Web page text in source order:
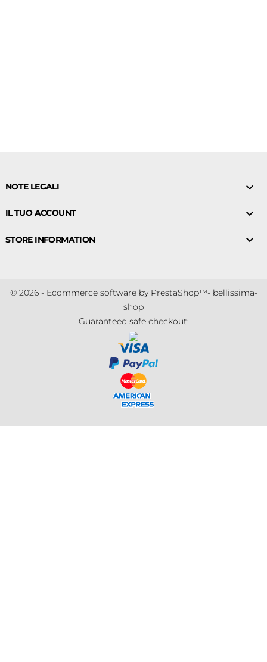
NOTE LEGALI 
IL TUO ACCOUNT 
STORE INFORMATION 
© 2026 - Ecommerce software by PrestaShop™- bellissima-
shop
Guaranteed safe checkout: